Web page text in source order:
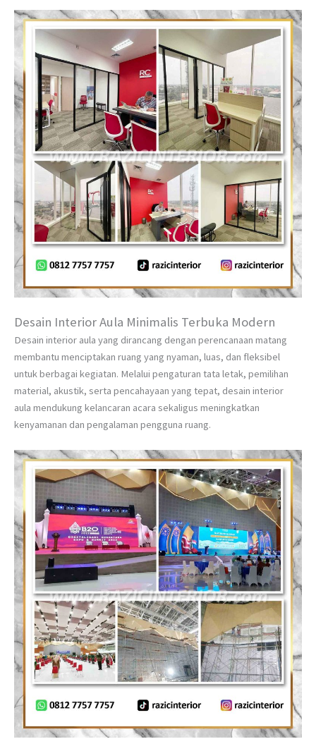
Desain Interior Aula Minimalis Terbuka Modern
Desain interior aula yang dirancang dengan perencanaan matang
membantu menciptakan ruang yang nyaman, luas, dan fleksibel
untuk berbagai kegiatan. Melalui pengaturan tata letak, pemilihan
material, akustik, serta pencahayaan yang tepat, desain interior
aula mendukung kelancaran acara sekaligus meningkatkan
kenyamanan dan pengalaman pengguna ruang.